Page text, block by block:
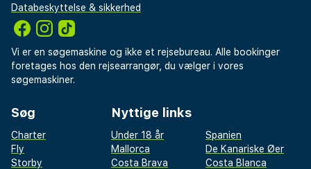
Databeskyttelse & sikkerhed
Vi er en søgemaskine og ikke et rejsebureau. Alle bookinger
foretages hos den rejsearrangør, du vælger i vores
søgemaskiner.
Søg
Charter
Fly
Storby
Nyttige links
Under 18 år
Spanien
Mallorca
De Kanariske Øer
Costa Brava
Costa Blanca